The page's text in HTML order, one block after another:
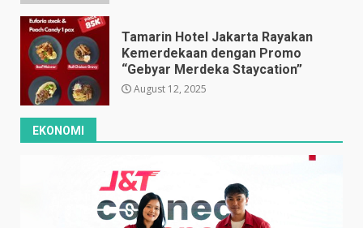
Tamarin Hotel Jakarta Rayakan
Kemerdekaan dengan Promo
“Gebyar Merdeka Staycation”
August 12, 2025
EKONOMI